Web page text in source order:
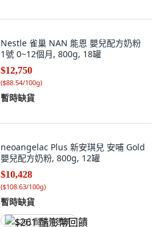
Nestle 雀巢 NAN 能恩 嬰兒配方奶粉
1號 0~12個月, 800g, 18罐
$12,750
($88.54/100g)
暫時缺貨
neoangelac Plus 新安琪兒 安哺 Gold
嬰兒配方奶粉, 800g, 12罐
$10,428
($108.63/100g)
暫時缺貨
$261 酷澎幣回饋